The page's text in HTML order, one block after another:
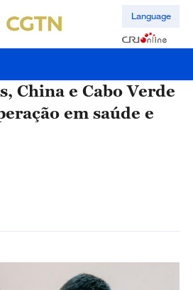
Language
China e Cabo Verde
em saúde e